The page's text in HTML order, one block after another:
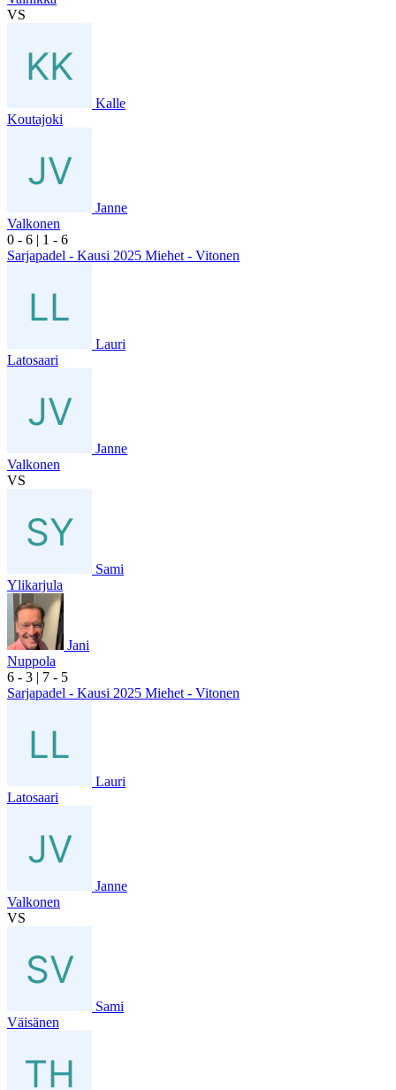
VS
Kalle
Koutajoki
Janne
Valkonen
0 - 6 | 1 - 6
Sarjapadel - Kausi 2025 Miehet - Vitonen
Lauri
Latosaari
Janne
Valkonen
VS
Sami
Ylikarjula
Jani
Nuppola
6 - 3 | 7 - 5
Sarjapadel - Kausi 2025 Miehet - Vitonen
Lauri
Latosaari
Janne
Valkonen
VS
Sami
Väisänen